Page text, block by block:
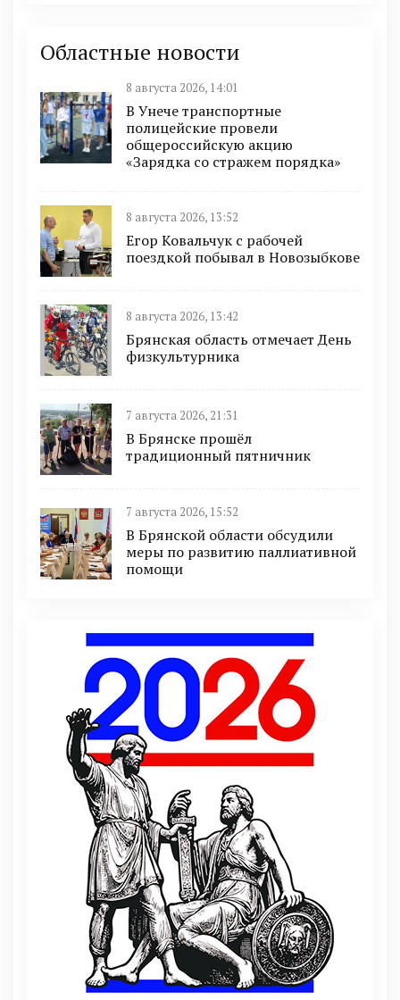
Областные новости
8 августа 2026, 14:01
В Унече транспортные
полицейские провели
общероссийскую акцию
«Зарядка со стражем порядка»
8 августа 2026, 13:52
Егор Ковальчук с рабочей
поездкой побывал в Новозыбкове
8 августа 2026, 13:42
Брянская область отмечает День
физкультурника
7 августа 2026, 21:31
В Брянске прошёл
традиционный пятничник
7 августа 2026, 15:52
В Брянской области обсудили
меры по развитию паллиативной
помощи